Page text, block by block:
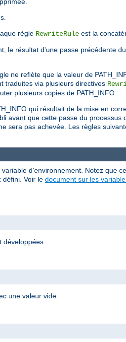
règle RewriteRule est la
le résultat d'une passe précédente
ne reflète que la valeur de
traduites via plusieurs directives
plusieurs copies de PATH_INFO.
qui résultait de la mise en
avant que cette passe du
sera pas achevée. Les règles
d'environnement. Notez que
défini. Voir le document sur les
développées.
une valeur vide.